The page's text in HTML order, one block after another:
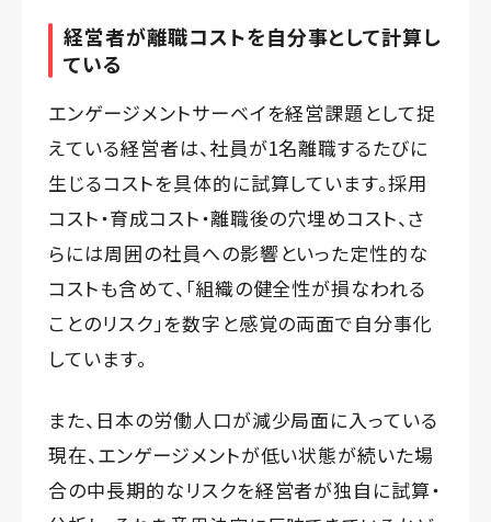
経営者が離職コストを自分事として計算し
ている
エンゲージメントサーベイを経営課題として捉
えている経営者は、社員が1名離職するたびに
生じるコストを具体的に試算しています。採用
コスト・育成コスト・離職後の穴埋めコスト、さ
らには周囲の社員への影響といった定性的な
コストも含めて、「組織の健全性が損なわれる
ことのリスク」を数字と感覚の両面で自分事化
しています。
また、日本の労働人口が減少局面に入っている
現在、エンゲージメントが低い状態が続いた場
合の中長期的なリスクを経営者が独自に試算・